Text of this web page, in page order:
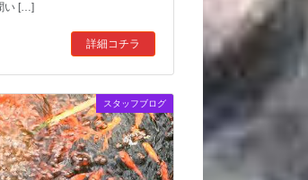
い […]
詳細コチラ
スタッフブログ